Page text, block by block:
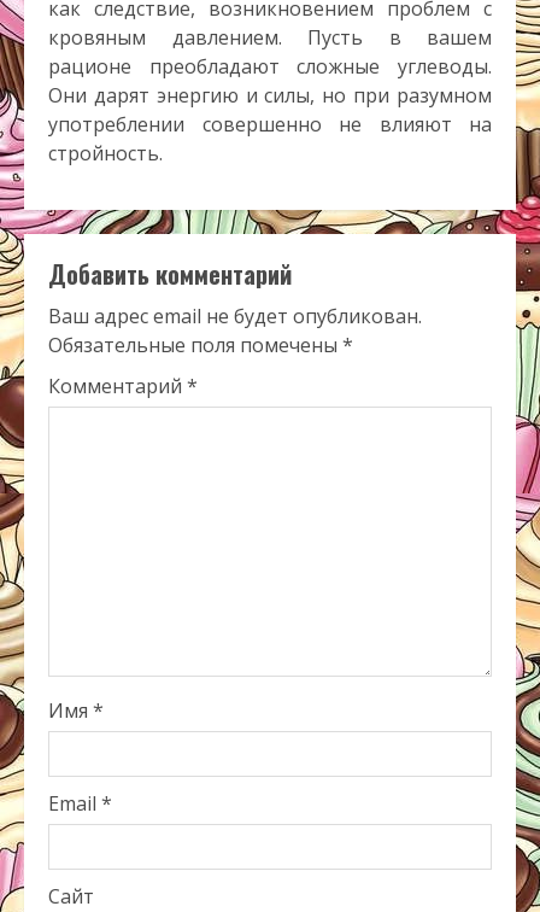
как следствие, возникновением проблем с
кровяным давлением. Пусть в вашем
рационе преобладают сложные углеводы.
Они дарят энергию и силы, но при разумном
употреблении совершенно не влияют на
стройность.
Добавить комментарий
Ваш адрес email не будет опубликован.
Обязательные поля помечены *
Комментарий *
Имя *
Email *
Сайт